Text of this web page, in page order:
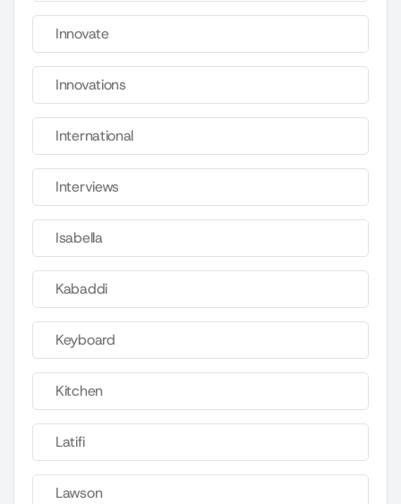
Innovate
Innovations
International
Interviews
Isabella
Kabaddi
Keyboard
Kitchen
Latifi
Lawson